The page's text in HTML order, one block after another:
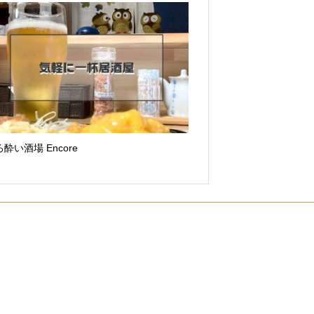
酔い酒場 Encore